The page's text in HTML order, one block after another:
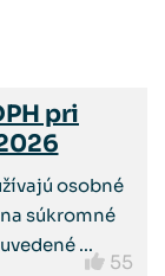
pri
osobné
súkromné
...
55